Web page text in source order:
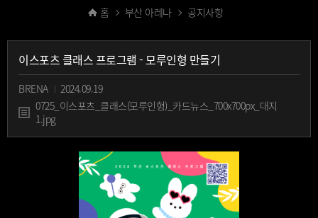
홈 부산 아레나 공지사항
이스포츠 클래스 프로그램 - 모루인형 만들기
BRENA
2024.09.19
0725_이스포츠_클래스(모루인형)_카드뉴스_700x700px_대지
1.jpg